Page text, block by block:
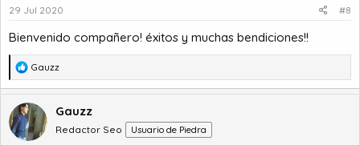
29 Jul 2020 #8
Bienvenido compañero! éxitos y muchas bendiciones!!
R
e
c
c
i
Gauzz
Gauzz
Redactor Seo Usuario de Piedra